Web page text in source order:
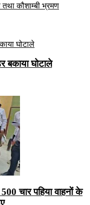
कौशाम्बी भ्रमण
बकाया घोटाले
चार पहिया वाहनों के